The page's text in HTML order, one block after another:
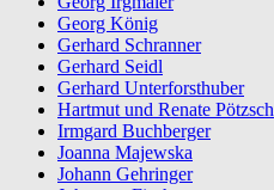
Georg König
Gerhard Schranner
Gerhard Seidl
Gerhard Unterforsthuber
Hartmut und Renate Pötzsch
Irmgard Buchberger
Joanna Majewska
Johann Gehringer